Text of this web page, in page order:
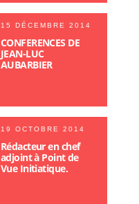
15 DÉCEMBRE 2014
CONFERENCES DE
JEAN-LUC
AUBARBIER
19 OCTOBRE 2014
Rédacteur en chef
adjoint à Point de
Vue Initiatique.